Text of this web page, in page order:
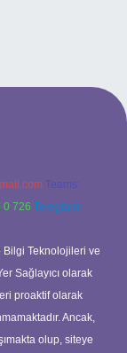
Teams:
0 726 Telegram:
Bilgi Teknolojileri ve
Sağlayıcı olarak
proaktif olarak
Ancak,
olup, siteye